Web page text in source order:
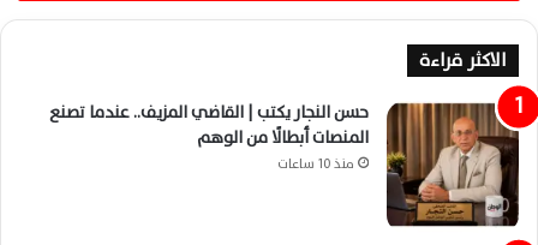
الاكثر قراءة
حسن النجار يكتب | القاضي المزيف.. عندما تصنع
المنصات أبطالًا من الوهم
منذ 10 ساعات